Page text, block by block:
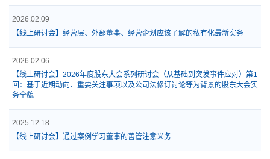
2026.02.09
【线上研讨会】经营层、外部董事、经营企划应该了解的私有化最新实务
2026.02.06
【线上研讨会】2026年度股东大会系列研讨会（从基础到突发事件应对）第1
回：基于近期动向、重要关注事项以及公司法修订讨论等为背景的股东大会实
务全貌
2025.12.18
【线上研讨会】通过案例学习董事的善管注意义务